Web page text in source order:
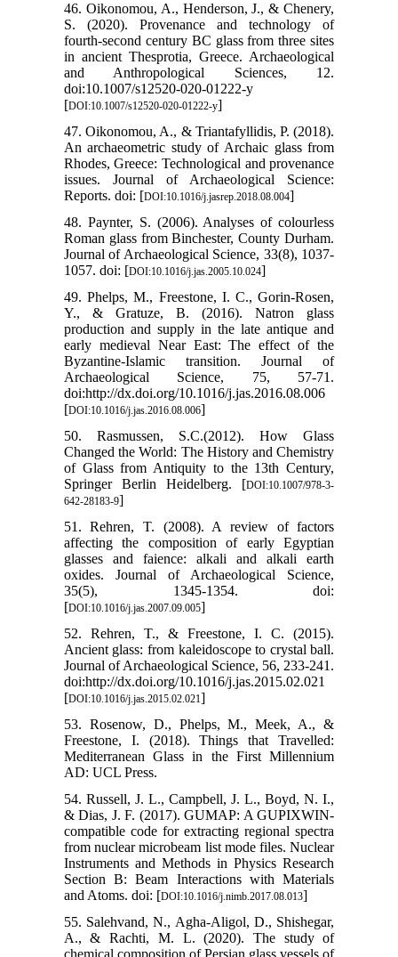
46. Oikonomou, A., Henderson, J., & Chenery,
S. (2020). Provenance and technology of
fourth-second century BC glass from three sites
in ancient Thesprotia, Greece. Archaeological
and Anthropological Sciences, 12.
doi:10.1007/s12520-020-01222-y
[DOI:10.1007/s12520-020-01222-y]
47. Oikonomou, A., & Triantafyllidis, P. (2018).
An archaeometric study of Archaic glass from
Rhodes, Greece: Technological and provenance
issues. Journal of Archaeological Science:
Reports. doi: [DOI:10.1016/j.jasrep.2018.08.004]
48. Paynter, S. (2006). Analyses of colourless
Roman glass from Binchester, County Durham.
Journal of Archaeological Science, 33(8), 1037-
1057. doi: [DOI:10.1016/j.jas.2005.10.024]
49. Phelps, M., Freestone, I. C., Gorin-Rosen,
Y., & Gratuze, B. (2016). Natron glass
production and supply in the late antique and
early medieval Near East: The effect of the
Byzantine-Islamic transition. Journal of
Archaeological Science, 75, 57-71.
doi:http://dx.doi.org/10.1016/j.jas.2016.08.006
[DOI:10.1016/j.jas.2016.08.006]
50. Rasmussen, S.C.(2012). How Glass
Changed the World: The History and Chemistry
of Glass from Antiquity to the 13th Century,
Springer Berlin Heidelberg. [DOI:10.1007/978-3-
642-28183-9]
51. Rehren, T. (2008). A review of factors
affecting the composition of early Egyptian
glasses and faience: alkali and alkali earth
oxides. Journal of Archaeological Science,
35(5), 1345-1354. doi:
[DOI:10.1016/j.jas.2007.09.005]
52. Rehren, T., & Freestone, I. C. (2015).
Ancient glass: from kaleidoscope to crystal ball.
Journal of Archaeological Science, 56, 233-241.
doi:http://dx.doi.org/10.1016/j.jas.2015.02.021
[DOI:10.1016/j.jas.2015.02.021]
53. Rosenow, D., Phelps, M., Meek, A., &
Freestone, I. (2018). Things that Travelled:
Mediterranean Glass in the First Millennium
AD: UCL Press.
54. Russell, J. L., Campbell, J. L., Boyd, N. I.,
& Dias, J. F. (2017). GUMAP: A GUPIXWIN-
compatible code for extracting regional spectra
from nuclear microbeam list mode files. Nuclear
Instruments and Methods in Physics Research
Section B: Beam Interactions with Materials
and Atoms. doi: [DOI:10.1016/j.nimb.2017.08.013]
55. Salehvand, N., Agha-Aligol, D., Shishegar,
A., & Rachti, M. L. (2020). The study of